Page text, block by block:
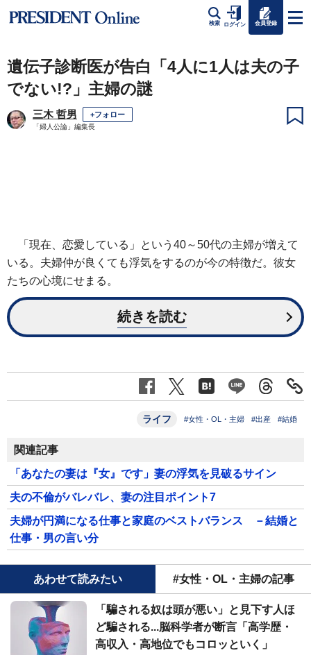
検索 ログイン 会員登録
遺伝子診断医が告白「4人に1人は夫の子
でない!?」主婦の謎
三木 哲男 +フォロー
「婦人公論」編集長
「現在、恋愛している」という40～50代の主婦が増えて
いる。夫婦仲が良くても浮気をするのが今の特徴だ。彼女
たちの心境にせまる。
続きを読む
ライフ #女性・OL・主婦 #出産 #結婚
関連記事
「あなたの妻は『女』です」妻の浮気を見破るサイン
夫の不倫がバレバレ、妻の注目ポイント7
夫婦が円満になる仕事と家庭のベストバランス －結婚と
仕事・男の言い分
あわせて読みたい #女性・OL・主婦の記事
「騙される奴は頭が悪い」と見下す人ほ
ど騙される...脳科学者が断言「高学歴・
高収入・高地位でもコロッといく」